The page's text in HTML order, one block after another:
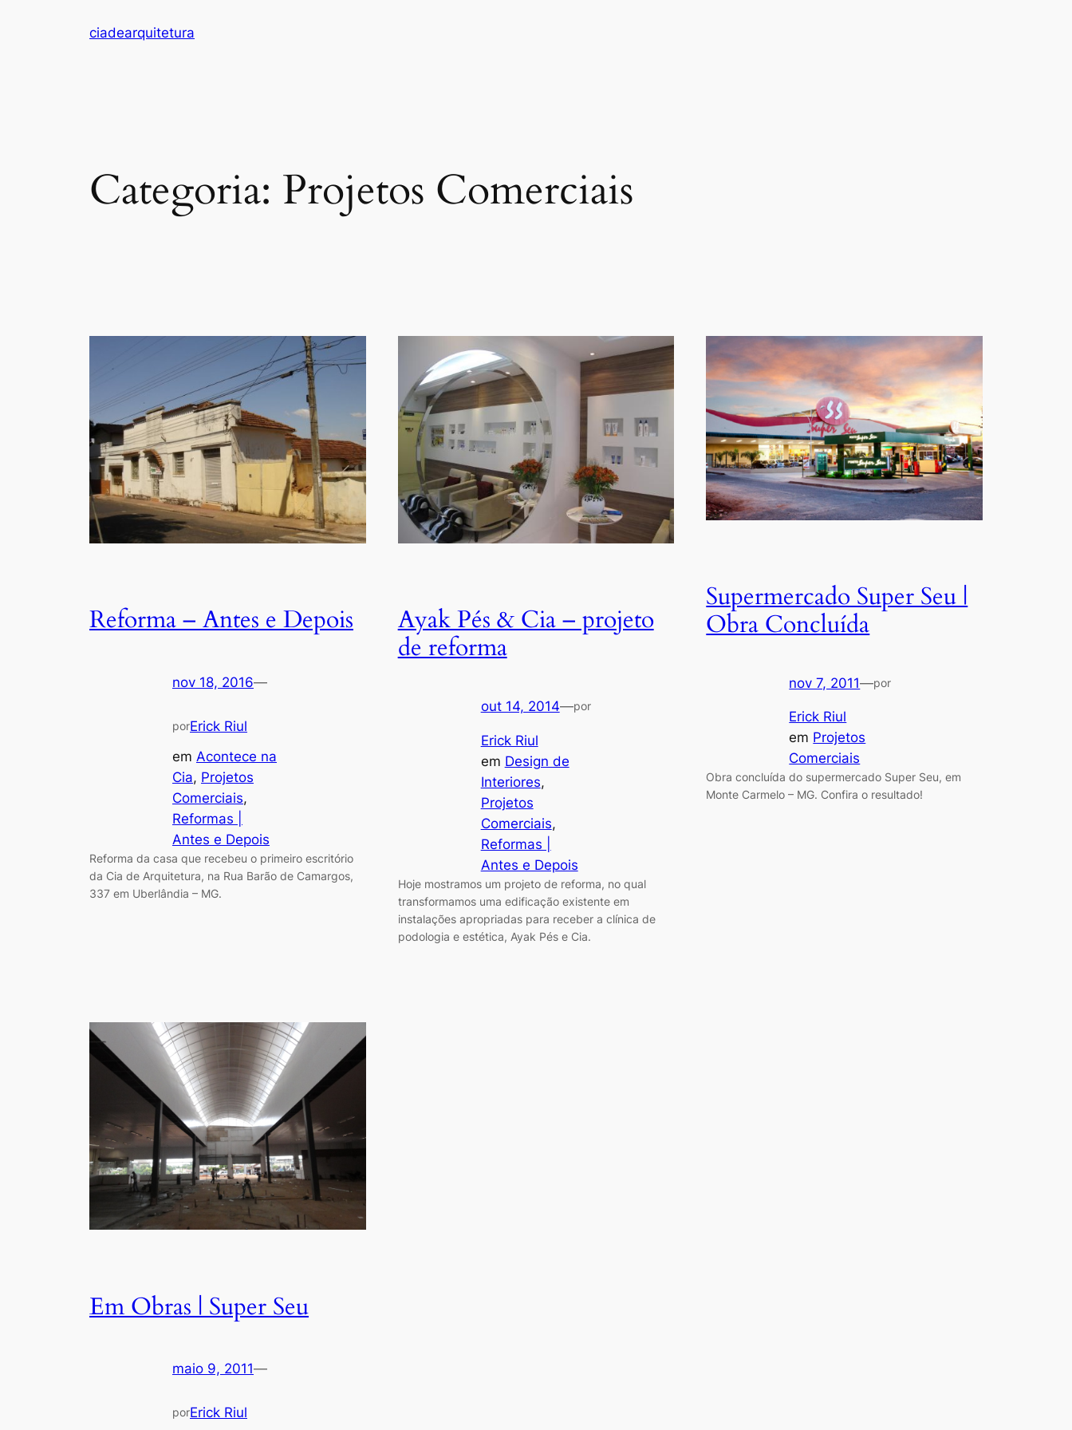
ciadearquitetura
Categoria: Projetos Comerciais
Reforma – Antes e Depois
nov 18, 2016—
porErick Riul
em Acontece na
Cia, Projetos
Comerciais
Reformas |
Antes e Depois
Reforma da casa que recebeu o primeiro escritório
da Cia de Arquitetura, na Rua Barão de Camargos,
337 em Uberlândia – MG.
Ayak Pés & Cia – projeto
de reforma
out 14, 2014—por
Erick Riul
em Design de
Interiores
Projetos
Comerciais
Reformas |
Antes e Depois
Hoje mostramos um projeto de reforma, no qual
transformamos uma edificação existente em
instalações apropriadas para receber a clínica de
podologia e estética, Ayak Pés e Cia.
Supermercado Super Seu |
Obra Concluída
nov 7, 2011—por
Erick Riul
em Projetos
Comerciais
Obra concluída do supermercado Super Seu, em
Monte Carmelo – MG. Confira o resultado!
Em Obras | Super Seu
maio 9, 2011—
porErick Riul